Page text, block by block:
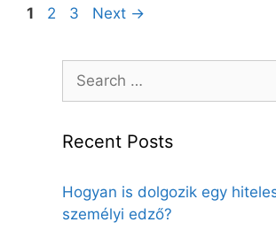
Page
1 Page
2 Page
3 Next →
for:
Recent Posts
Hogyan is dolgozik egy
személyi edző?